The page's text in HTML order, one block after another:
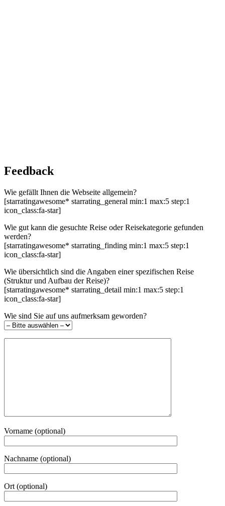
Feedback
Wie gefällt Ihnen die Webseite allgemein?
[starratingawesome* starrating_general min:1 max:5 step:1
icon_class:fa-star]
Wie gut kann die gesuchte Reise oder Reisekategorie gefunden
werden?
[starratingawesome* starrating_finding min:1 max:5 step:1
icon_class:fa-star]
Wie übersichtlich sind die Angaben einer spezifischen Reise
(Struktur und Aufbau der Reise)?
[starratingawesome* starrating_detail min:1 max:5 step:1
icon_class:fa-star]
Wie sind Sie auf uns aufmerksam geworden?
Vorname (optional)
Nachname (optional)
Ort (optional)